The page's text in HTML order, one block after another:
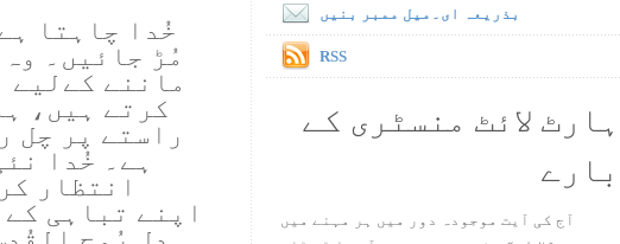
خُدا چاہتا
مُڑ جائیں۔
ماننے کےلیے
کرتے ہیں،
راستے پر چل
ہے۔ خُدا
انتظار
اپنے تباہی
بذریعہ ای۔میل ممبر بنیں
RSS
ہارٹ لائٹ منسٹری کے
بارے
آج کی آیت موجودہ دور میں ہر مہنے میں